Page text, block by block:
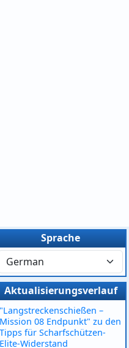
Sprache
Aktualisierungsverlauf
"Langstreckenschießen –
Mission 08 Endpunkt" zu den
Tipps für Scharfschützen-
Elite-Widerstand